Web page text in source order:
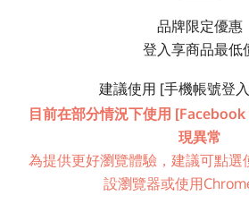
品牌限定優惠
登入享商品最低
建議使用 [手機帳號登
目前在部分情況下使用
現異常
為提供更好瀏覽體驗，建議可點選
設瀏覽器或使用